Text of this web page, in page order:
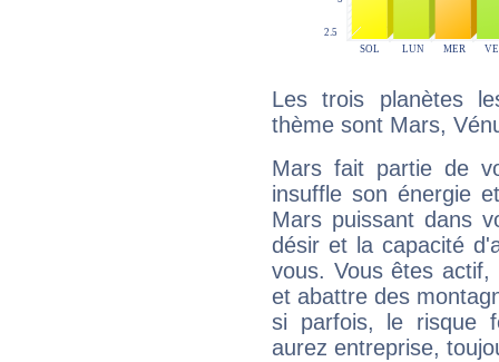
Les trois planètes
thème sont Mars,
Mars fait partie de
insuffle son énergie
Mars puissant dans
désir et la capacité
vous. Vous êtes
et abattre des
si parfois, le risque
aurez entreprise,